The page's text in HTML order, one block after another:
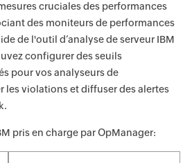
cruciales des performances
des moniteurs de performances
de l'outil d’analyse de serveur IBM
configurer des seuils
pour vos analyseurs de
les violations et diffuser des alertes
pris en charge par OpManager: